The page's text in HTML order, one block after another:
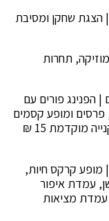
כנרת | הצגת שחקן ומסיבת
מוזיקה, תחרות
גאולים | הפנינג פורים עם
ומופע קסמים
וקרקס עם "אבירם זיו הלהטוטן" | 10 ₪ בקנייה מוקדמת 15 ₪
יגלום | מופע קרקס חיות,
עמדת איפור
עמדת מציאות